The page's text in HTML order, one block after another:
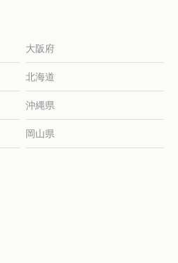
大阪府
北海道
沖縄県
岡山県